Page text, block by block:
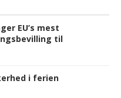
EU’s mest
til
i ferien